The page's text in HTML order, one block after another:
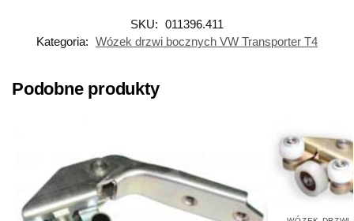
SKU: 011396.411
Kategoria: Wózek drzwi bocznych VW Transporter T4
Podobne produkty